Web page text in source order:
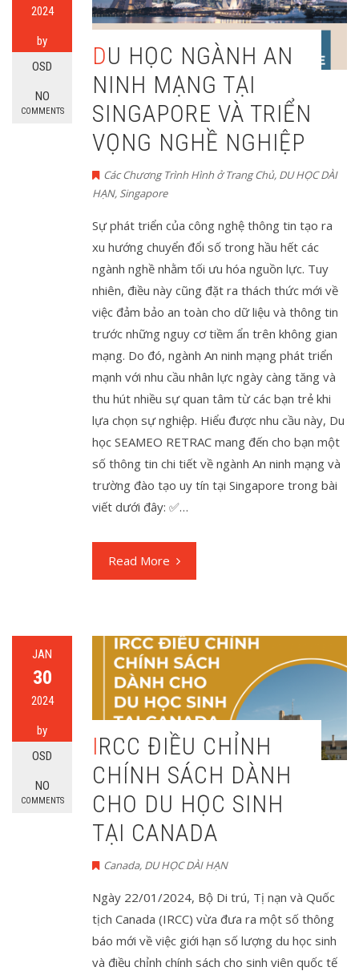
2024
by
OSD
NO
COMMENTS
DU HỌC NGÀNH AN
NINH MẠNG TẠI
SINGAPORE VÀ TRIỂN
VỌNG NGHỀ NGHIỆP
Các Chương Trình Hình ở Trang Chủ, DU HỌC DÀI
HẠN, Singapore
Sự phát triển của công nghệ thông tin tạo ra
xu hướng chuyển đổi số trong hầu hết các
ngành nghề nhằm tối ưu hóa nguồn lực. Tuy
nhiên, điều này cũng đặt ra thách thức mới về
việc đảm bảo an toàn cho dữ liệu và thông tin
trước những nguy cơ tiềm ẩn trên không gian
mạng. Do đó, ngành An ninh mạng phát triển
mạnh với nhu cầu nhân lực ngày càng tăng và
thu hút nhiều sự quan tâm từ các bạn trẻ khi
lựa chọn sự nghiệp. Hiểu được nhu cầu này, Du
học SEAMEO RETRAC mang đến cho bạn một
số thông tin chi tiết về ngành An ninh mạng và
trường đào tạo uy tín tại Singapore trong bài
viết dưới đây: ✅…
Read More
JAN
30
2024
by
OSD
NO
COMMENTS
IRCC ĐIỀU CHỈNH
CHÍNH SÁCH DÀNH
CHO DU HỌC SINH
TẠI CANADA
Canada, DU HỌC DÀI HẠN
Ngày 22/01/2024, Bộ Di trú, Tị nạn và Quốc
tịch Canada (IRCC) vừa đưa ra một số thông
báo mới về việc giới hạn số lượng du học sinh
và điều chỉnh chính sách cho sinh viên quốc tế